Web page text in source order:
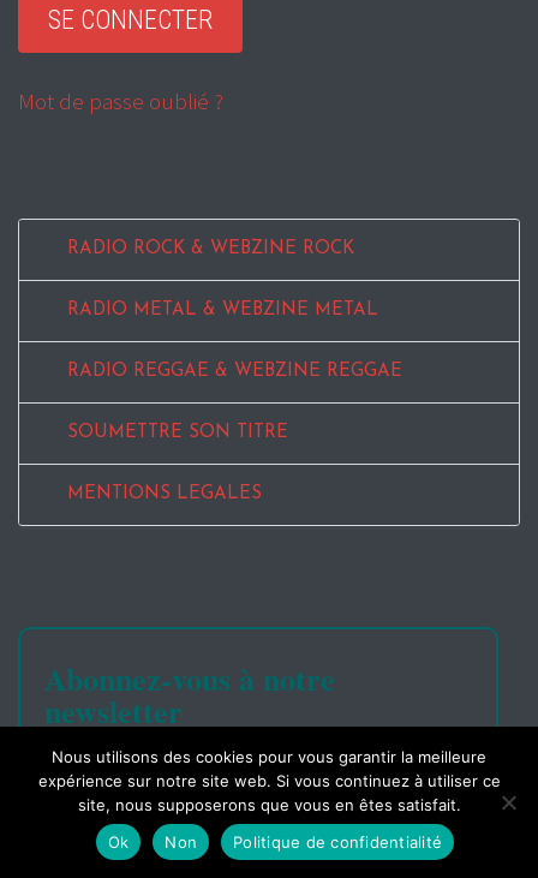
Mot de passe oublié ?
RADIO ROCK & WEBZINE ROCK
RADIO METAL & WEBZINE METAL
RADIO REGGAE & WEBZINE REGGAE
SOUMETTRE SON TITRE
MENTIONS LEGALES
Abonnez-vous à notre
newsletter
Nous utilisons des cookies pour vous garantir la meilleure
expérience sur notre site web. Si vous continuez à utiliser ce
site, nous supposerons que vous en êtes satisfait.
Ok
Non Politique de confidentialité